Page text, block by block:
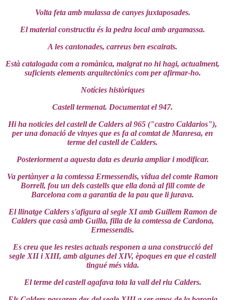
Volta feta amb mulassa de canyes juxtaposades.
El material constructiu és la pedra local amb argamassa.
A les cantonades, carreus ben escairats.
Està catalogada com a romànica, malgrat no hi hagi, actualment,
suficients elements arquitectònics com per afirmar-ho.
Notícies històriques
Castell termenat. Documentat el 947.
Hi ha noticies del castell de Calders al 965 ("castro Caldarios"),
per una donació de vinyes que es fa al comtat de Manresa, en
terme del castell de Calders.
Posteriorment a aquesta data es deuria ampliar i modificar.
Va pertànyer a la comtessa Ermessendis, vídua del comte Ramon
Borrell, fou un dels castells que ella donà al fill comte de
Barcelona com a garantia de la pau que li jurava.
El llinatge Calders s'afigura al segle XI amb Guillem Ramon de
Calders que casà amb Guilla, filla de la comtessa de Cardona,
Ermessendis.
Es creu que les restes actuals responen a una construcció del
segle XII i XIII, amb algunes del XIV, èpoques en que el castell
tingué més vida.
El terme del castell agafava tota la vall del riu Calders.